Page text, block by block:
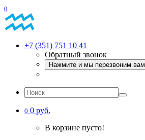
0
+7 (351) 751 10 41
Обратный звонок
Нажмите и мы перезвоним вам
0 0 руб.
В корзине пусто!